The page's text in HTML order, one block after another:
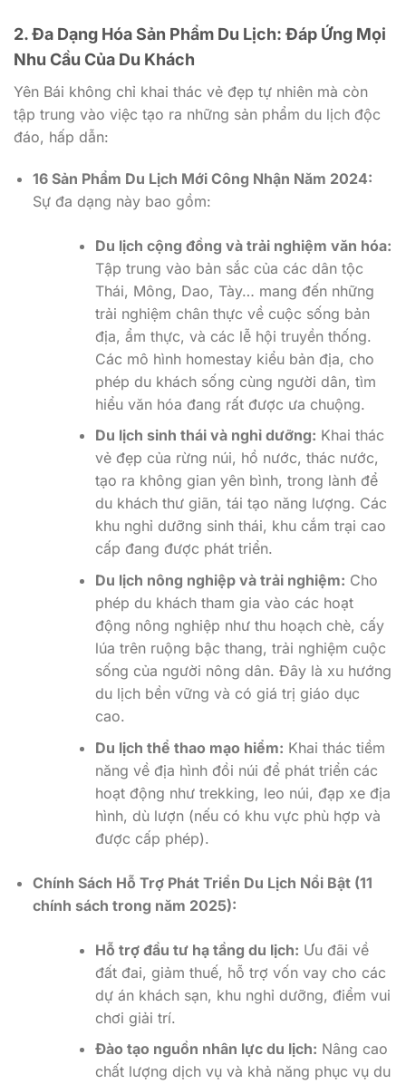
2. Đa Dạng Hóa Sản Phẩm Du Lịch: Đáp Ứng Mọi
Nhu Cầu Của Du Khách
Yên Bái không chỉ khai thác vẻ đẹp tự nhiên mà còn
tập trung vào việc tạo ra những sản phẩm du lịch độc
đáo, hấp dẫn:
16 Sản Phẩm Du Lịch Mới Công Nhận Năm 2024:
Sự đa dạng này bao gồm:
Du lịch cộng đồng và trải nghiệm văn hóa:
Tập trung vào bản sắc của các dân tộc
Thái, Mông, Dao, Tày… mang đến những
trải nghiệm chân thực về cuộc sống bản
địa, ẩm thực, và các lễ hội truyền thống.
Các mô hình homestay kiểu bản địa, cho
phép du khách sống cùng người dân, tìm
hiểu văn hóa đang rất được ưa chuộng.
Du lịch sinh thái và nghỉ dưỡng: Khai thác
vẻ đẹp của rừng núi, hồ nước, thác nước,
tạo ra không gian yên bình, trong lành để
du khách thư giãn, tái tạo năng lượng. Các
khu nghỉ dưỡng sinh thái, khu cắm trại cao
cấp đang được phát triển.
Du lịch nông nghiệp và trải nghiệm: Cho
phép du khách tham gia vào các hoạt
động nông nghiệp như thu hoạch chè, cấy
lúa trên ruộng bậc thang, trải nghiệm cuộc
sống của người nông dân. Đây là xu hướng
du lịch bền vững và có giá trị giáo dục
cao.
Du lịch thể thao mạo hiểm: Khai thác tiềm
năng về địa hình đồi núi để phát triển các
hoạt động như trekking, leo núi, đạp xe địa
hình, dù lượn (nếu có khu vực phù hợp và
được cấp phép).
Chính Sách Hỗ Trợ Phát Triển Du Lịch Nổi Bật (11
chính sách trong năm 2025):
Hỗ trợ đầu tư hạ tầng du lịch: Ưu đãi về
đất đai, giảm thuế, hỗ trợ vốn vay cho các
dự án khách sạn, khu nghỉ dưỡng, điểm vui
chơi giải trí.
Đào tạo nguồn nhân lực du lịch: Nâng cao
chất lượng dịch vụ và khả năng phục vụ du